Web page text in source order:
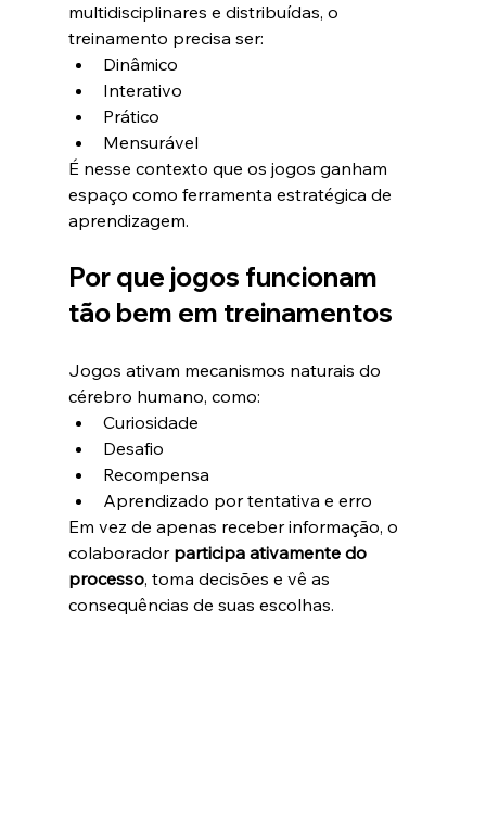
multidisciplinares e distribuídas, o
treinamento precisa ser:
Dinâmico
Interativo
Prático
Mensurável
É nesse contexto que os jogos ganham
espaço como ferramenta estratégica de
aprendizagem.
Por que jogos funcionam
tão bem em treinamentos
Jogos ativam mecanismos naturais do
cérebro humano, como:
Curiosidade
Desafio
Recompensa
Aprendizado por tentativa e erro
Em vez de apenas receber informação, o
colaborador participa ativamente do
processo, toma decisões e vê as
consequências de suas escolhas.